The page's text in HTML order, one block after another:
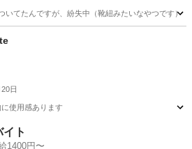
いてたんですが、紛失中（靴紐みたいなやつです）
日
使用感あります
駅
イト
1400円〜